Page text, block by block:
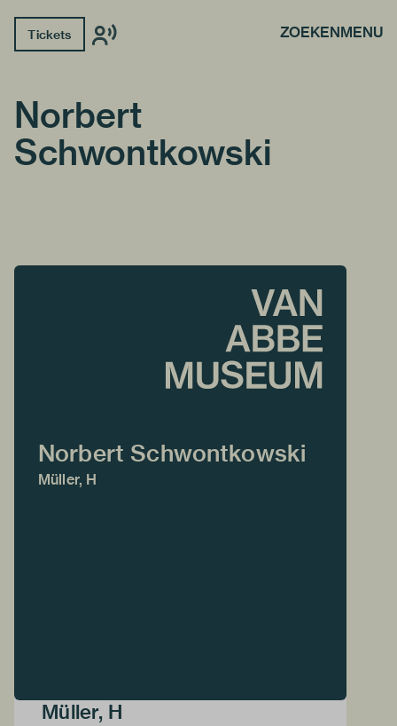
Tickets ZOEKENMENU
Norbert
Schwontkowski
Norbert Schwontkowski
Müller, H
Müller, H